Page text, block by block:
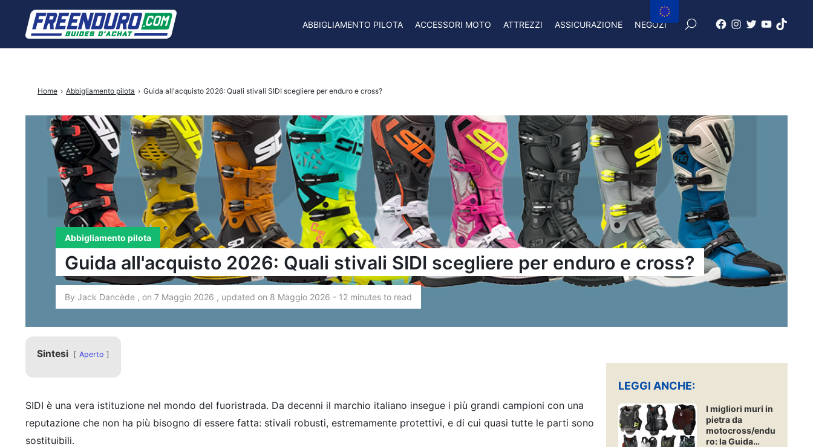
Abbigliamento pilota
Guida all'acquisto 2026: Quali stivali SIDI scegliere per enduro e cross?
By Jack Dancède , on 7 Maggio 2026 , updated on 8 Maggio 2026 - 12 minutes to read
Home › Abbigliamento pilota › Guida all'acquisto 2026: Quali stivali SIDI scegliere per enduro e cross?
Sintesi Aperto
SIDI è una vera istituzione nel mondo del fuoristrada. Da decenni il marchio italiano insegue i più grandi campioni con una
reputazione che non ha più bisogno di essere fatta: stivali robusti, estremamente protettivi, e di cui quasi tutte le parti sono
sostituibili.
LEGGI ANCHE:
I migliori muri in
pietra da
motocross/endu
ro: la Guida
ABBIGLIAMENTO PILOTA ACCESSORI MOTO ATTREZZI ASSICURAZIONE NEGOZI
Facebook
Freenduro
Instagram
Freenduro
X
Freenduro
Youtube
Freenduro
Tiktok
×